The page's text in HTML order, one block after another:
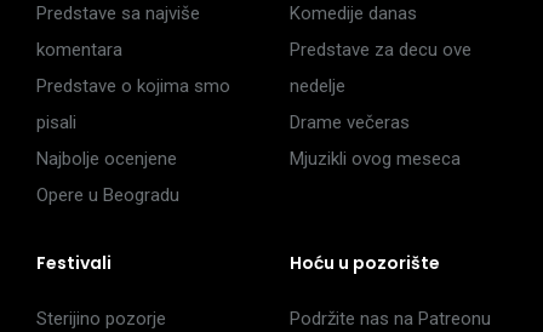
Predstave sa najviše
komentara
Predstave o kojima smo
pisali
Najbolje ocenjene
Opere u Beogradu
Komedije danas
Predstave za decu ove
nedelje
Drame večeras
Mjuzikli ovog meseca
Festivali
Sterijino pozorje
Hoću u pozorište
Podržite nas na Patreonu